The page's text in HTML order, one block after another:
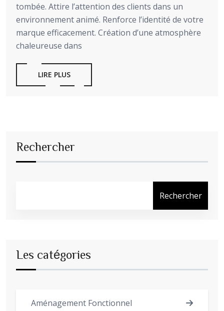
tombée. Attire l’attention des clients dans un
environnement animé. Renforce l’identité de votre
marque efficacement. Création d’une atmosphère
chaleureuse dans
LIRE PLUS
Rechercher
Rechercher
Les catégories
Aménagement Fonctionnel